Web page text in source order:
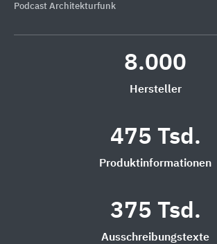
Podcast Architekturfunk
8.000
Hersteller
475 Tsd.
Produktinformationen
375 Tsd.
Ausschreibungstexte